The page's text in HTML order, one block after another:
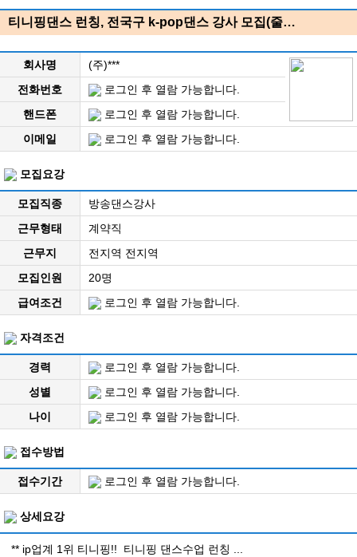
티니핑댄스 런칭, 전국구 k-pop댄스 강사 모집(줄…
회사명
(주)***
전화번호
로그인 후 열람 가능합니다.
핸드폰
로그인 후 열람 가능합니다.
이메일
로그인 후 열람 가능합니다.
모집요강
모집직종
방송댄스강사
근무형태
계약직
근무지
전지역 전지역
모집인원
20명
급여조건
로그인 후 열람 가능합니다.
자격조건
경력
로그인 후 열람 가능합니다.
성별
로그인 후 열람 가능합니다.
나이
로그인 후 열람 가능합니다.
접수방법
접수기간 로그인 후 열람 가능합니다.
상세요강
** ip업계 1위 티니핑!! 티니핑 댄스수업 런칭 ...